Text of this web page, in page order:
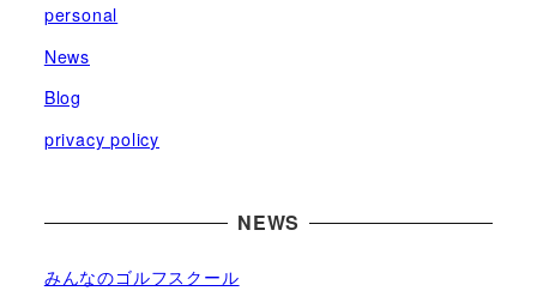
personal
News
Blog
privacy policy
NEWS
みんなのゴルフスクール